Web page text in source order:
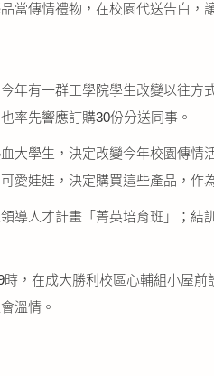
當傳情禮物，在校園代送告白，
年有一群工學院學生改變以往
率先響應訂購30份分送同事。
大學生，決定改變今年校園傳
愛娃娃，決定購買這些產品，作
導人才計畫「菁英培育班」；
，在成大勝利校區心輔組小屋
溫情。